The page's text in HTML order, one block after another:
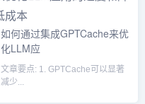
如何通过集成GPTCache来优
化LLM应
文章要点: 1. GPTCache可以显著
减少...